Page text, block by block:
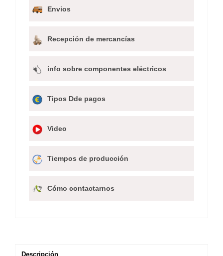
Envios
Recepción de mercancías
info sobre componentes eléctricos
Tipos Dde pagos
Video
Tiempos de producción
Cómo contactarnos
Descripción